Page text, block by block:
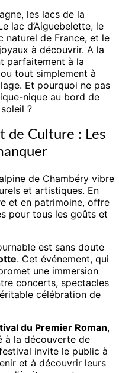
les lacs de la
lac d’Aiguebelette, le
naturel de France, et le
à découvrir. A la
parfaitement à la
ou tout simplement à
Et pourquoi ne pas
nique au bord de
?
de Culture : Les
de Chambéry vibre
et artistiques. En
et en patrimoine, offre
pour tous les goûts et
est sans doute
. Cet événement, qui
une immersion
concerts, spectacles
célébration de
du Premier Roman,
à la découverte de
invite le public à
et à découvrir leurs